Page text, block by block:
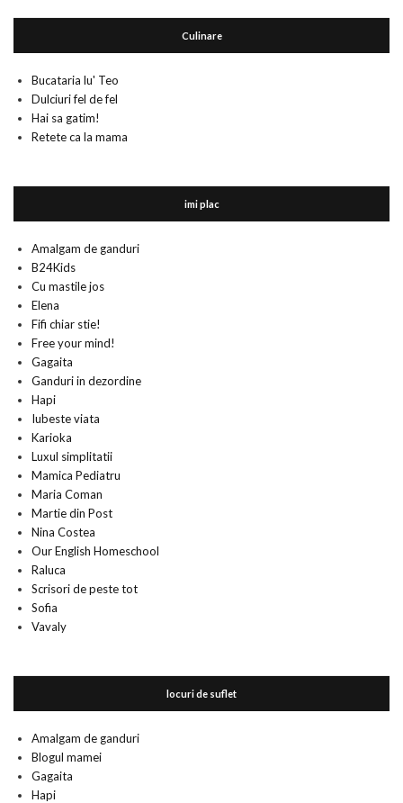
Culinare
Bucataria lu' Teo
Dulciuri fel de fel
Hai sa gatim!
Retete ca la mama
imi plac
Amalgam de ganduri
B24Kids
Cu mastile jos
Elena
Fifi chiar stie!
Free your mind!
Gagaita
Ganduri in dezordine
Hapi
Iubeste viata
Karioka
Luxul simplitatii
Mamica Pediatru
Maria Coman
Martie din Post
Nina Costea
Our English Homeschool
Raluca
Scrisori de peste tot
Sofia
Vavaly
locuri de suflet
Amalgam de ganduri
Blogul mamei
Gagaita
Hapi